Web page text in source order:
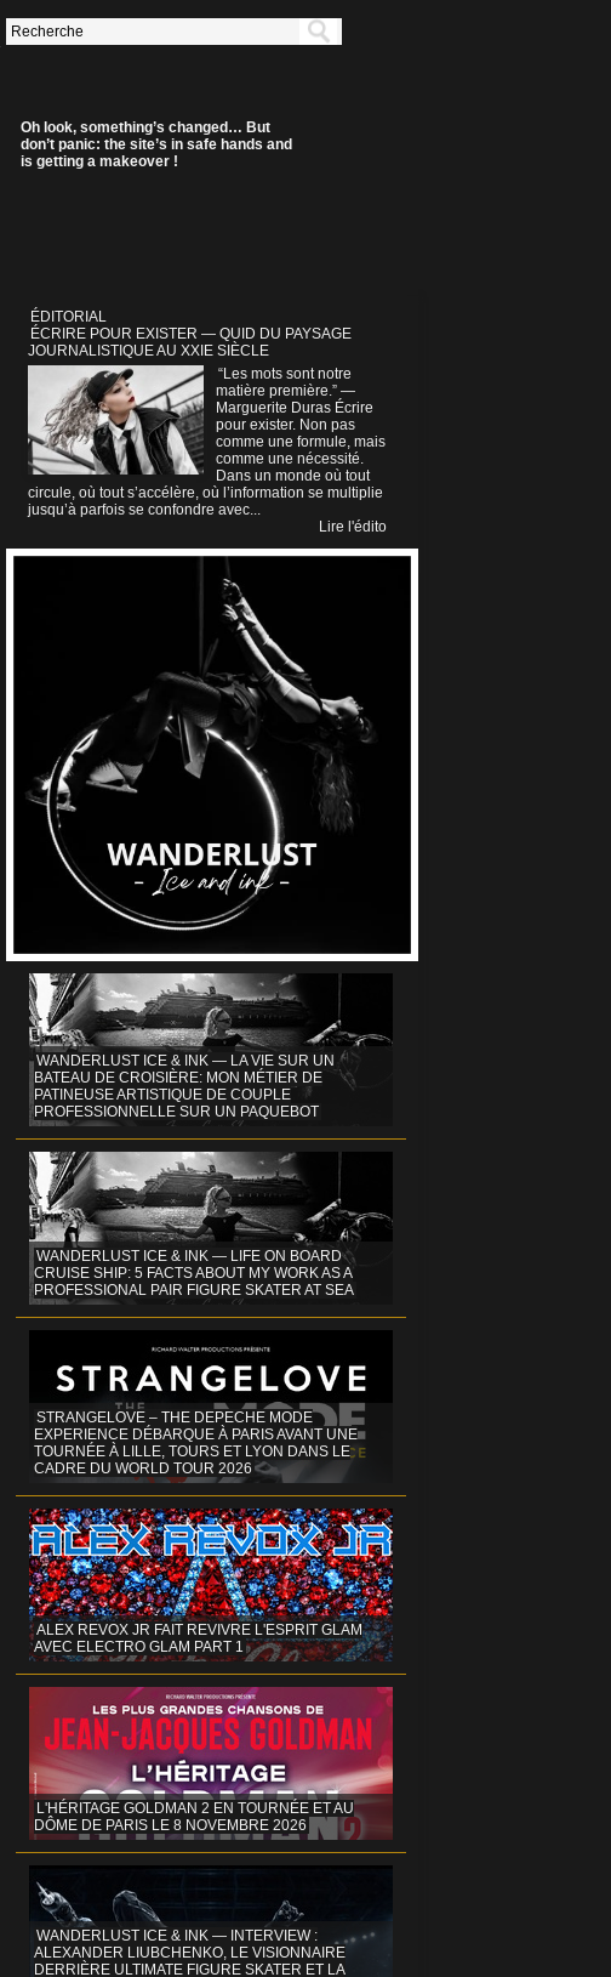
Oh look, something’s changed… But
don’t panic: the site’s in safe hands and
is getting a makeover !
ÉDITORIAL
ÉCRIRE POUR EXISTER — QUID DU PAYSAGE
JOURNALISTIQUE AU XXIE SIÈCLE
“Les mots sont notre
matière première.” —
Marguerite Duras Écrire
pour exister. Non pas
comme une formule, mais
comme une nécessité.
Dans un monde où tout
circule, où tout s’accélère, où l’information se multiplie
jusqu’à parfois se confondre avec...
Lire l'édito
WANDERLUST ICE & INK — LA VIE SUR UN
BATEAU DE CROISIÈRE: MON MÉTIER DE
PATINEUSE ARTISTIQUE DE COUPLE
PROFESSIONNELLE SUR UN PAQUEBOT
WANDERLUST ICE & INK — LIFE ON BOARD
CRUISE SHIP: 5 FACTS ABOUT MY WORK AS A
PROFESSIONAL PAIR FIGURE SKATER AT SEA
STRANGELOVE – THE DEPECHE MODE
EXPERIENCE DÉBARQUE À PARIS AVANT UNE
TOURNÉE À LILLE, TOURS ET LYON DANS LE
CADRE DU WORLD TOUR 2026
ALEX REVOX JR FAIT REVIVRE L'ESPRIT GLAM
AVEC ELECTRO GLAM PART 1
L'HÉRITAGE GOLDMAN 2 EN TOURNÉE ET AU
DÔME DE PARIS LE 8 NOVEMBRE 2026
WANDERLUST ICE & INK — INTERVIEW :
ALEXANDER LIUBCHENKO, LE VISIONNAIRE
DERRIÈRE ULTIMATE FIGURE SKATER ET LA